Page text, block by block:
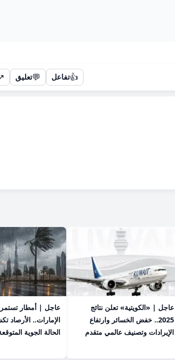
👍تفاعل 💬تعليق
عاجل | «الكويتية» تعلن نتائج
2025.. خفض الخسائر وارتفاع
الإيرادات وتصنيف عالمي متقدم
الإمارات.. الأرصاد
الحالة الجوية